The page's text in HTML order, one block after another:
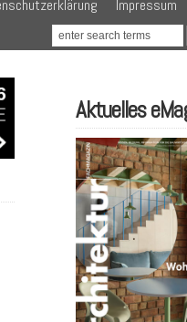
Impressum
Aktuelles